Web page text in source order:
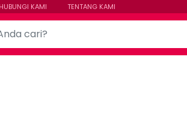
HUBUNGI KAMI TENTANG KAMI